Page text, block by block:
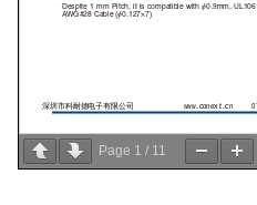
Page 1 / 11